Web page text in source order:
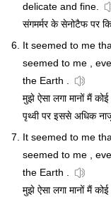
delicate and fine.
संगमर्मर के सेनोटैफ पर
It seemed to me
seemed to me ,
the Earth .
मुझे ऐसा लगा मानों मैं
पृथ्वी पर इससे अधिक
It seemed to me
seemed to me ,
the Earth .
मुझे ऐसा लगा मानों मैं